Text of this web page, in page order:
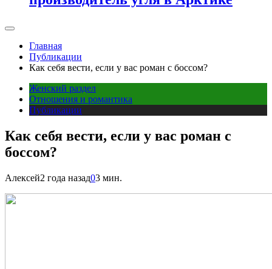
Главная
Публикации
Как себя вести, если у вас роман с боссом?
Женский раздел
Отношения и романтика
Публикации
Как себя вести, если у вас роман с
боссом?
Алексей2 года назад03 мин.